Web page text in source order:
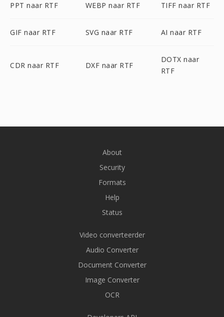
PPT naar RTF WEBP naar RTF TIFF naar RTF
GIF naar RTF SVG naar RTF AI naar RTF
CDR naar RTF DXF naar RTF
DOTX naar
RTF
About
Security
Formats
Help
Status
Video converteerder
Audio Converter
Document Converter
Image Converter
OCR